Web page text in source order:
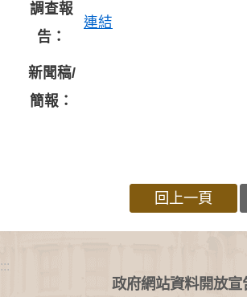
調查報
告：
連結
新聞稿/
簡報：
回上一頁
:::
政府網站資料開放宣